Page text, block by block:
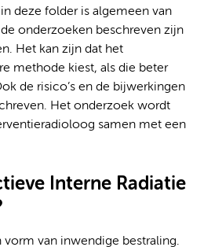
deze folder is algemeen van
onderzoeken beschreven zijn
Het kan zijn dat het
methode kiest, als die beter
de risico’s en de bijwerkingen
Het onderzoek wordt
samen met een
Interne Radiatie
vorm van inwendige bestraling.